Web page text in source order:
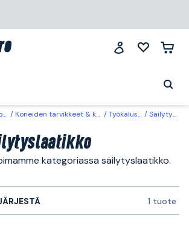
Koneiden tarvikkeet & käyttöosat Työkalusäilytys Säilytyslaatikko
kategoriassa säilytyslaatikko.
1 tuote